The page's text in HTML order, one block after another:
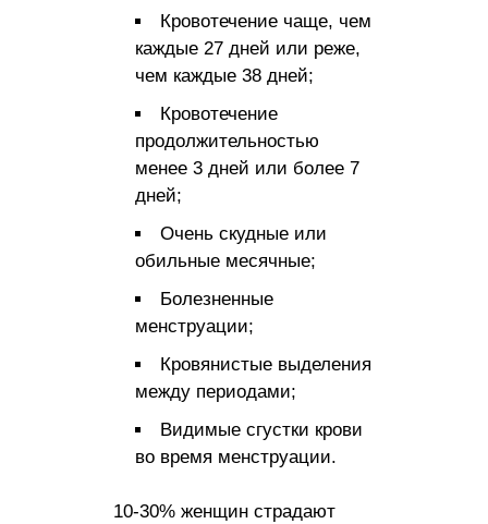
Кровотечение чаще, чем
каждые 27 дней или реже,
чем каждые 38 дней;
Кровотечение
продолжительностью
менее 3 дней или более 7
дней;
Очень скудные или
обильные месячные;
Болезненные
менструации;
Кровянистые выделения
между периодами;
Видимые сгустки крови
во время менструации.
10-30% женщин страдают